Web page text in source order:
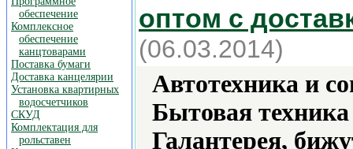
обеспечение
Комплексное
обеспечение
канцтоварами
Поставка бумаги
Доставка канцелярии
Установка квартирных
водосчетчиков
СКУД
Комплектация для
рольставен
оптом с
(06.03.2014)
Автотехника и
Бытовая
Галантерея,